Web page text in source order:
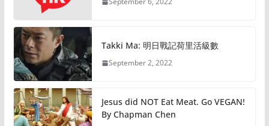
Takki Ma: 明日戰記荷里活級數
September 2, 2022
Jesus did NOT Eat Meat. Go VEGAN!
By Chapman Chen